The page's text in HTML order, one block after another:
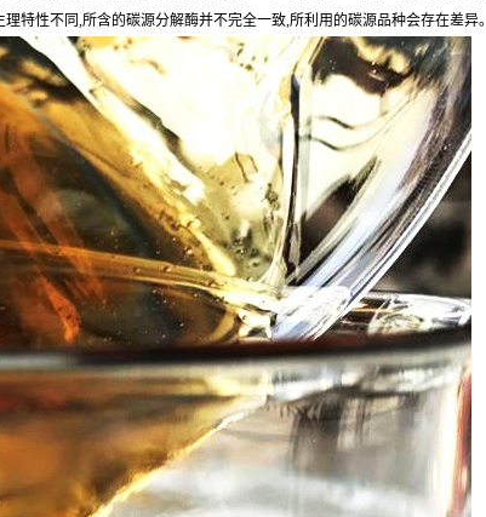
特性不同,所含的碳源分解酶并不完全一致,所利用的碳源品种会存在差异。